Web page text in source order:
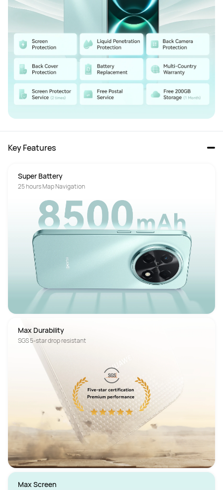
Key Features
Super Battery
25 hours Map Navigation
Max Durability
SGS 5-star drop resistant
Max Screen